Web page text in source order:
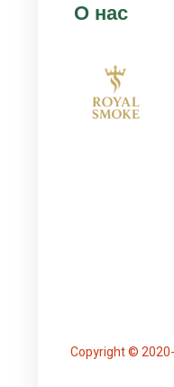
О нас
Copyright ©